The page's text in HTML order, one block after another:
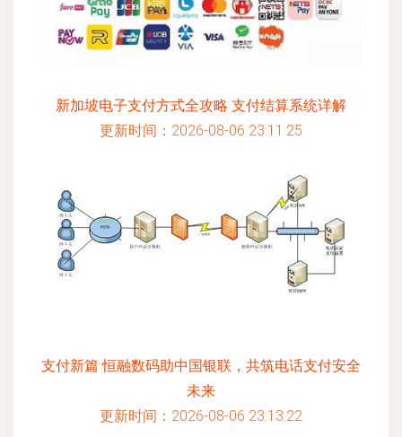
新加坡电子支付方式全攻略 支付结算系统详解
更新时间：2026-08-06 23:11:25
支付新篇 恒融数码助中国银联，共筑电话支付安全
未来
更新时间：2026-08-06 23:13:22